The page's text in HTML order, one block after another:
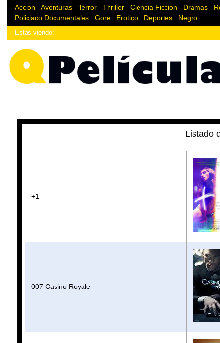
Accion Aventuras Terror Thriller Ciencia Ficcion Dramas
Policiaco Documentales Gore Erotico Deportes Negro
Estas viendo:
Listado
+1
007 Casino Royale